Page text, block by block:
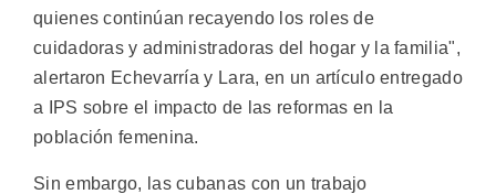
quienes continúan recayendo los roles de
cuidadoras y administradoras del hogar y la familia",
alertaron Echevarría y Lara, en un artículo entregado
a IPS sobre el impacto de las reformas en la
población femenina.
Sin embargo, las cubanas con un trabajo